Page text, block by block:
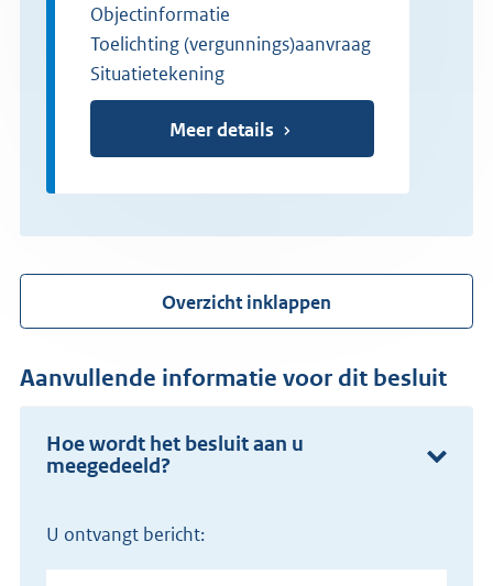
Objectinformatie
Toelichting (vergunnings)aanvraag
Situatietekening
Meer details
Overzicht inklappen
Aanvullende informatie voor dit besluit
Hoe wordt het besluit aan u
meegedeeld?
U ontvangt bericht: